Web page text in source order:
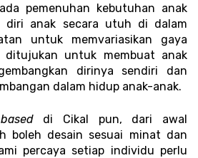
pemenuhan kebutuhan anak
diri anak secara utuh di dalam
untuk memvariasikan gaya
ditujukan untuk membuat anak
dirinya sendiri dan
dalam hidup anak-anak.
di Cikal pun, dari awal
boleh desain sesuai minat dan
percaya setiap individu perlu